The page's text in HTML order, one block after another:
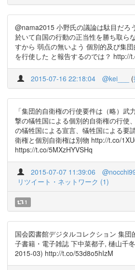
@nama2015 小野氏の議論は駄目だろ
於いて自国の行動の正当性を勝ち取ら
すから 弱点の無いよう 個別的及び集
を行使した と報告するのでは？ http://
2015-07-16 22:18:04 @kei___ (
「集団的自衛権の行使要件は（略）武
撃の犠牲国による個別的自衛権の行使
の犠牲国による宣言、犠牲国による要
衛権と個別自衛権は別物 http://t.co/
https://t.co/5MXzHYVSHq
2015-07-07 11:39:06
リツイート・ネットワーク (1)
1
国会図書館デジタルコレクション 集団
子書籍・電子雑誌 下中菜都子, 樋山千
2015-03) http://t.co/53d8o5hIzM